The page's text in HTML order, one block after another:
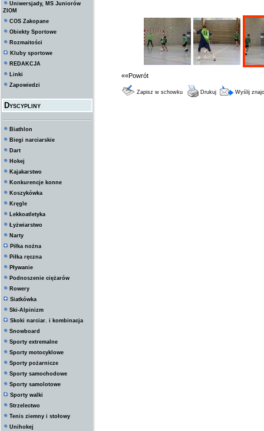
Uniwersjady, MS Juniorów
ZIOM
COS Zakopane
Obiekty Sportowe
Rozmaitości
Kluby sportowe
REDAKCJA
Linki
Zapowiedzi
Dyscypliny
Biathlon
Biegi narciarskie
Dart
Hokej
Kajakarstwo
Konkurencje konne
Koszykówka
Kręgle
Lekkoatletyka
Łyżwiarstwo
Narty
Piłka nożna
Piłka ręczna
Pływanie
Podnoszenie ciężarów
Rowery
Siatkówka
Ski-Alpinizm
Skoki narciar. i kombinacja
Snowboard
Sporty extremalne
Sporty motocyklowe
Sporty pożarnicze
Sporty samochodowe
Sporty samolotowe
Sporty walki
Strzelectwo
Tenis ziemny i stołowy
Unihokej
««Powrót
Zapisz w schowku Drukuj Wyślij